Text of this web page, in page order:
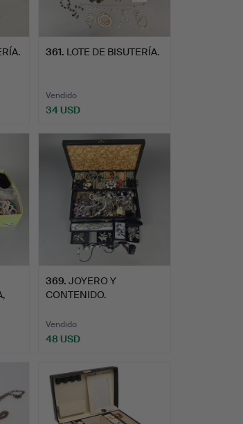
361. LOTE DE BISUTERÍA.
Vendido
34 USD
369. JOYERO Y
CONTENIDO.
Vendido
48 USD